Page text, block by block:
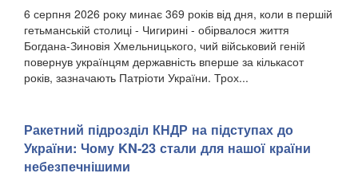
6 серпня 2026 року минає 369 років від дня, коли в першій
гетьманській столиці - Чигирині - обірвалося життя
Богдана-Зиновія Хмельницького, чий військовий геній
повернув українцям державність вперше за кількасот
років, зазначають Патріоти України. Трох...
Ракетний підрозділ КНДР на підступах до
України: Чому KN-23 стали для нашої країни
небезпечнішими